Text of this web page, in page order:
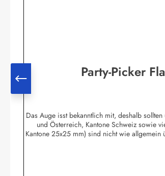
Party-Picker
Das Auge isst bekanntlich mit, deshalb
und Österreich, Kantone Schweiz sowie
Kantone 25x25 mm) sind nicht wie
Sonderanfertigungen in
und können als